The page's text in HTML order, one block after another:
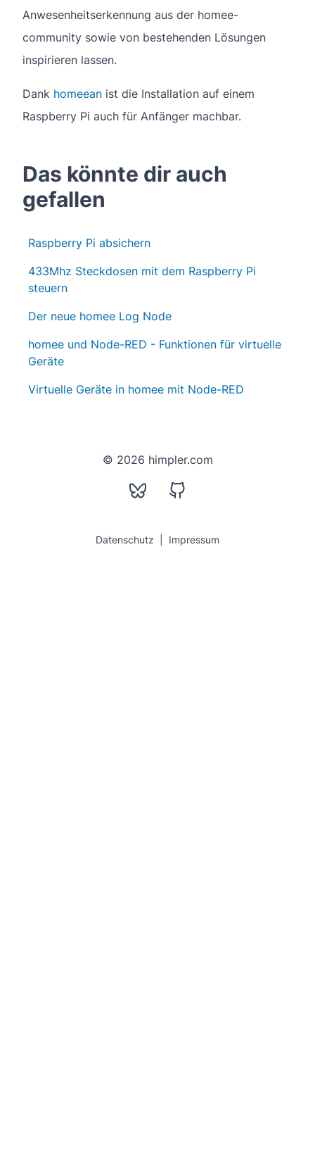
Anwesenheitserkennung aus der homee-
community sowie von bestehenden Lösungen
inspirieren lassen.
Dank homeean ist die Installation auf einem
Raspberry Pi auch für Anfänger machbar.
Das könnte dir auch
gefallen
Raspberry Pi absichern
433Mhz Steckdosen mit dem Raspberry Pi
steuern
Der neue homee Log Node
homee und Node-RED - Funktionen für virtuelle
Geräte
Virtuelle Geräte in homee mit Node-RED
© 2026 himpler.com
Datenschutz Impressum